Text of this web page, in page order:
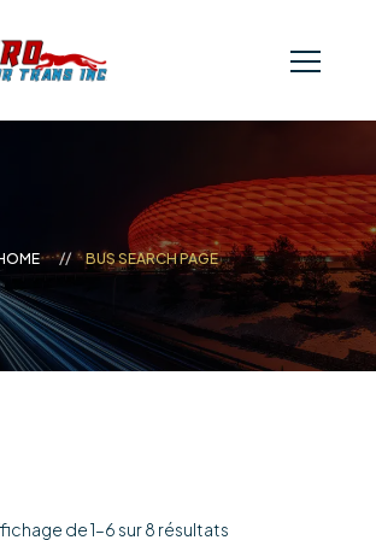
BUS SEARCH PAGE
de 1–6 sur 8 résultats